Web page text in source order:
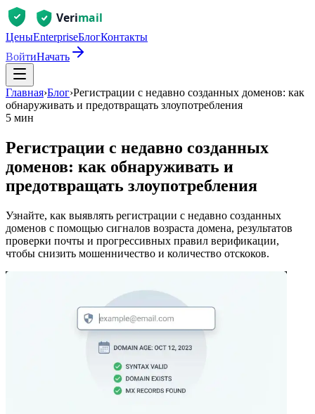
ЦеныEnterpriseБлогКонтакты
ВойтиНачать
Главная›Блог›Регистрации с недавно созданных доменов: как
обнаруживать и предотвращать злоупотребления
5 мин
Регистрации с недавно созданных
доменов: как обнаруживать и
предотвращать злоупотребления
Узнайте, как выявлять регистрации с недавно созданных
доменов с помощью сигналов возраста домена, результатов
проверки почты и прогрессивных правил верификации,
чтобы снизить мошенничество и количество отскоков.